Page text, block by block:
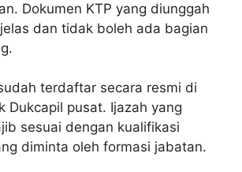
Dokumen KTP yang diunggah
dan tidak boleh ada bagian
terdaftar secara resmi di
Dukcapil pusat. Ijazah yang
sesuai dengan kualifikasi
diminta oleh formasi jabatan.